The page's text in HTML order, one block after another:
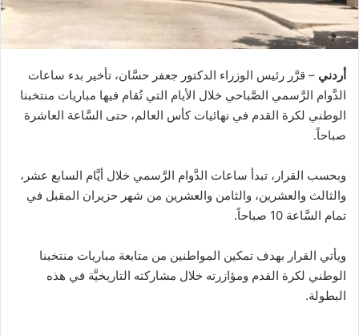
أردني – قرَّر رئيس الوزراء الدكتور جعفر حسَّان، تأخير بدء ساعات
الدَّوام الرَّسمي الصَّباحي خلال الأيام التي تُقام فيها مباريات منتخبنا
الوطني لكرة القدم في نهائيات كأس العالم، حتى السَّاعة العاشرة
صباحاً.
وبحسب القرار، تبدأ ساعات الدَّوام الرَّسمي خلال أيَّام السابع عشر،
والثالث والعشرين، والثامن والعشرين من شهر حزيران المقبل في
تمام السَّاعة 10 صباحاً.
ويأتي القرار بهدف تمكين المواطنين من متابعة مباريات منتخبنا
الوطني لكرة القدم ومؤازرته خلال مشاركته التاريخيَّة في هذه
البطولة.